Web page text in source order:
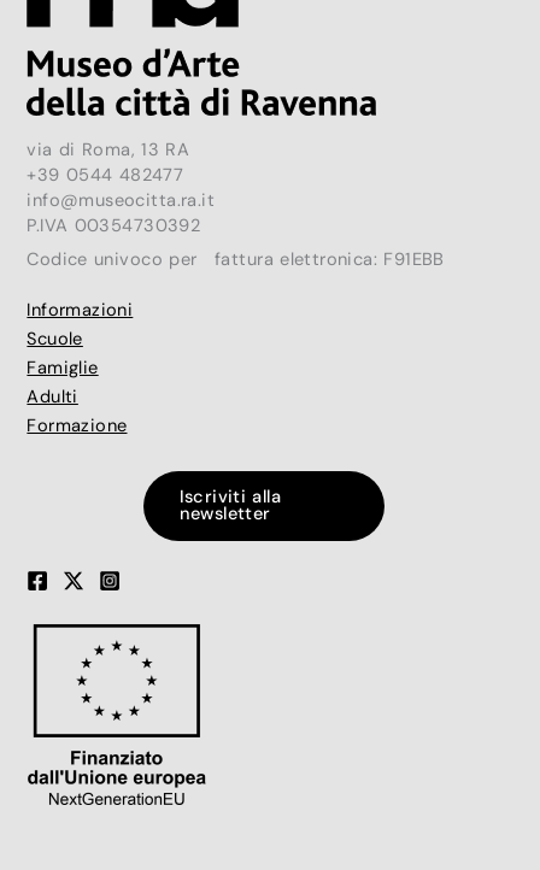
via di Roma, 13 RA
+39 0544 482477
info@museocitta.ra.it
P.IVA 00354730392
Codice univoco per fattura elettronica: F91EBB
Informazioni
Scuole
Famiglie
Adulti
Formazione
Iscriviti alla
newsletter